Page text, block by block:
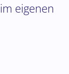
eigenen